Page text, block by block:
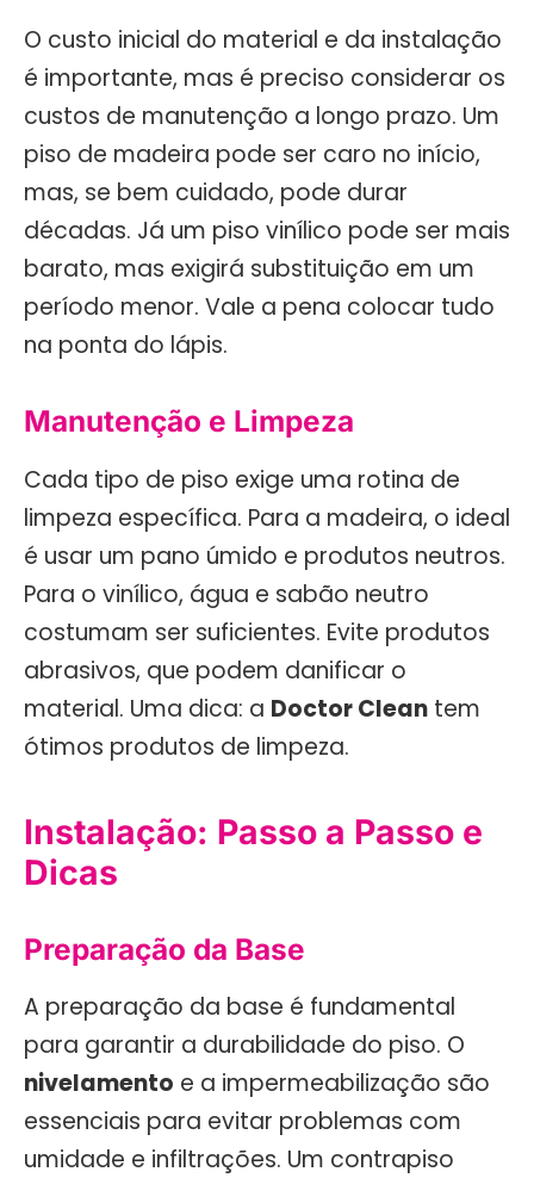
O custo inicial do material e da instalação
é importante, mas é preciso considerar os
custos de manutenção a longo prazo. Um
piso de madeira pode ser caro no início,
mas, se bem cuidado, pode durar
décadas. Já um piso vinílico pode ser mais
barato, mas exigirá substituição em um
período menor. Vale a pena colocar tudo
na ponta do lápis.
Manutenção e Limpeza
Cada tipo de piso exige uma rotina de
limpeza específica. Para a madeira, o ideal
é usar um pano úmido e produtos neutros.
Para o vinílico, água e sabão neutro
costumam ser suficientes. Evite produtos
abrasivos, que podem danificar o
material. Uma dica: a Doctor Clean tem
ótimos produtos de limpeza.
Instalação: Passo a Passo e
Dicas
Preparação da Base
A preparação da base é fundamental
para garantir a durabilidade do piso. O
nivelamento e a impermeabilização são
essenciais para evitar problemas com
umidade e infiltrações. Um contrapiso